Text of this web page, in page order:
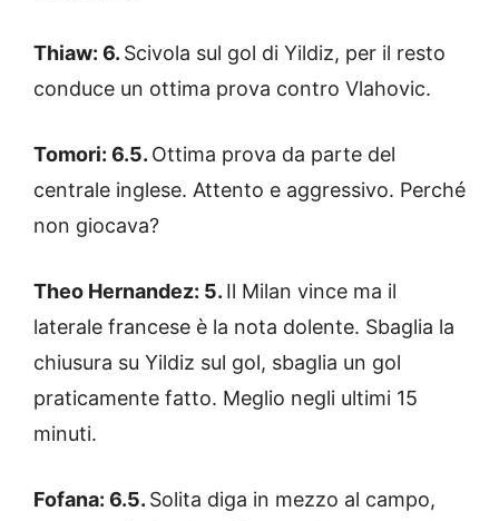
Thiaw: 6. Scivola sul gol di Yildiz, per il resto
conduce un ottima prova contro Vlahovic.
Tomori: 6.5. Ottima prova da parte del
centrale inglese. Attento e aggressivo. Perché
non giocava?
Theo Hernandez: 5. Il Milan vince ma il
laterale francese è la nota dolente. Sbaglia la
chiusura su Yildiz sul gol, sbaglia un gol
praticamente fatto. Meglio negli ultimi 15
minuti.
Fofana: 6.5. Solita diga in mezzo al campo,